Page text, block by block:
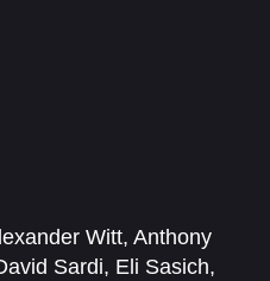
Witt, Anthony
Sardi, Eli Sasich,